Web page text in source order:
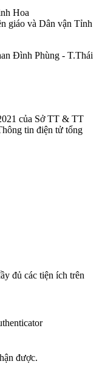
Hoa
giáo và Dân vận Tỉnh
Đình Phùng - T.Thái
của Sở TT & TT
tin điện tử tổng
đủ các tiện ích trên
được.